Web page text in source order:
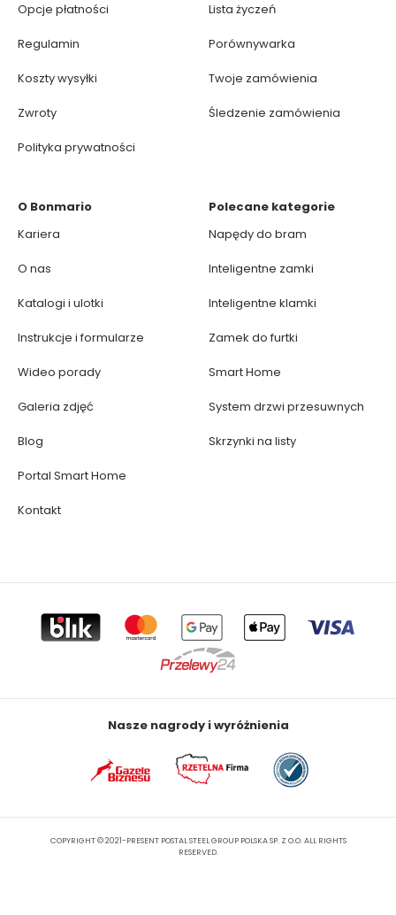
Opcje płatności
Regulamin
Koszty wysyłki
Zwroty
Polityka prywatności
Lista życzeń
Porównywarka
Twoje zamówienia
Śledzenie zamówienia
O Bonmario
Kariera
O nas
Katalogi i ulotki
Instrukcje i formularze
Wideo porady
Galeria zdjęć
Blog
Portal Smart Home
Kontakt
Polecane kategorie
Napędy do bram
Inteligentne zamki
Inteligentne klamki
Zamek do furtki
Smart Home
System drzwi przesuwnych
Skrzynki na listy
Nasze nagrody i wyróżnienia
COPYRIGHT © 2021-PRESENT POSTAL STEEL GROUP POLSKA SP. Z O.O. ALL RIGHTS
RESERVED.